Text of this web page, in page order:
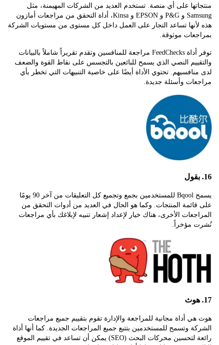
على أي منصة. تستخدم العديد من الشركات المهيمنة، مثل
Samsung و P&G و EPSON و Kinsa، أداة التحقق من مراجعات أمازون
تساعد التجار على العمل داخل كل مستوى من مستويات الشركة
موثوقة.
توفر أداة FeedChecks مراجعة للمنافسين وتقدم تقريراً شاملاً بالبيانات
النصي الذي يسمح للبائعين بالتجسس على نقاط القوة والضعف
تحتوي الأداة أيضًا على خاصية التنبيهات التي تخطر بأي
وأسئلة جديدة.
يسمح Bqool للمستخدمين بجمع وتجميع كل التعليقات من آخر 90 يومًا
المنتجات. وكما هو الحال في العديد من أدوات التحقق من
الأخرى، هناك خيار لإعداد إشعار تنبيه لإبلاغك بأي مراجعات
مؤخراً.
أداة مجانية للمراجعة والإدارة تقوم بتقييم جميع مراجعات
وتسمح للمستخدمين بتتبع جميع المراجعات الجديدة. كما أنها أداة
رائعة لتحسين محركات البحث (SEO) يمكن أن تساعد في تقييم الموقع